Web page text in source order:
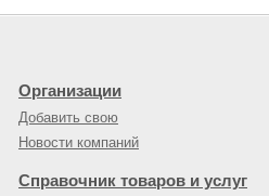
Организации
Добавить свою
Новости компаний
Справочник товаров и услуг